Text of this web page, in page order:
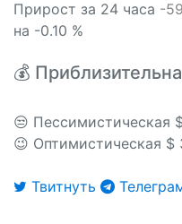
Прирост за 24 часа -
на -0.10 %
💰
😒 Пессимистическая
😉 Оптимистическая $
Твитнуть